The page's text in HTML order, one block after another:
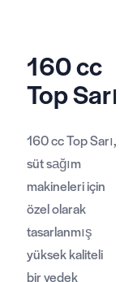
160 cc
Top Sarı
160 cc Top Sarı,
süt sağım
makineleri için
özel olarak
tasarlanmış
yüksek kaliteli
bir yedek